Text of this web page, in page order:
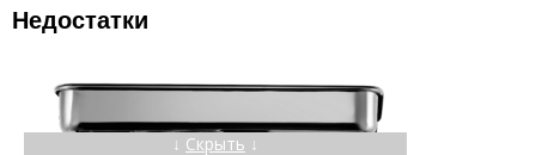
Недостатки
↓ Скрыть ↓